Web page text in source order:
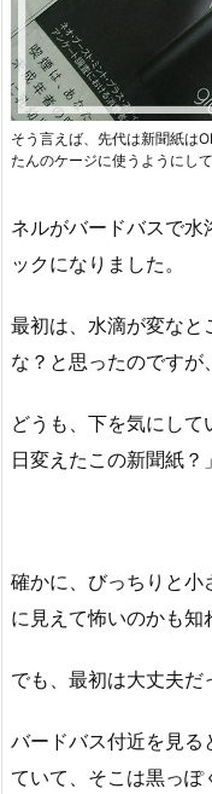
そう言えば、先代は新聞紙は
たんのケージに使うようにして
ネルがバードバスで
ックになりました。
最初は、水滴が変なと
な？と思ったのですが
どうも、下を気にし
日変えたこの新聞紙
確かに、びっちりと小
に見えて怖いのかも知
でも、最初は大丈夫
バードバス付近を見る
ていて、そこは黒っぽ